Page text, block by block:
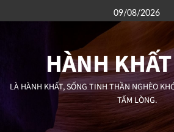
to
09/08/2026
HÀNH
LÀ HÀNH KHẤT, SỐNG TINH THẦN NGHÈO
TẤM LÒNG.